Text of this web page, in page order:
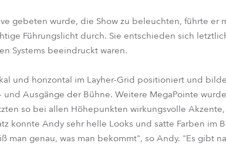
gebeten wurde, die Show zu beleuchten, führte er
Führungslicht durch. Sie entschieden sich
Systems beeindruckt waren.
und horizontal im Layher-Grid positioniert und
und Ausgänge der Bühne. Weitere MegaPointe
so bei allen Höhepunkten wirkungsvolle
konnte Andy sehr helle Looks und satte Farben im
man genau, was man bekommt", so Andy. "Es gibt